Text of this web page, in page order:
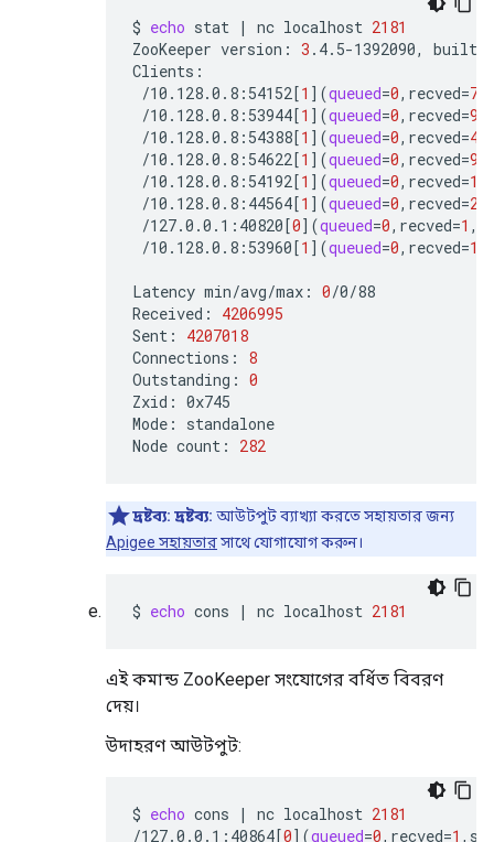
$ echo stat | nc localhost 2181
ZooKeeper version: 3 .4.5-1392090, built
/10.128.0.8:54152[1 ](queued=0,recved=
/10.128.0.8:53944[1 ](queued=0,recved=
/10.128.0.8:54388[1 ](queued=0,recved=
/10.128.0.8:54622[1 ](queued=0,recved=
/10.128.0.8:54192[1 ](queued=0,recved=
/10.128.0.8:44564[1 ](queued=0,recved=
/127.0.0.1:40820[0](queued=0,recved=1
/10.128.0.8:53960[1 ](queued=0,recved=
Latency min/avg/max: 0/0/88
Received:
4206995
Sent:
4207018
Connections:
8
Outstanding: 0
Zxid: 0x745
Mode:
standalone
Node count: 282
দ্রষ্টব্য: দ্রষ্টব্য: আউটপুট ব্যাখ্যা করতে সহায়তার জন্য
Apigee সহায়তারসাথে যোগাযোগ করুন।
$ echo cons | nc localhost 2181
এই কমান্ড ZooKeeper সংযোগের বর্ধিত বিবরণ
দেয়।
উদাহরণ আউটপুট:
$ echo cons | nc localhost 2181
/127.0.0.1:40864[0](queued=0,recved=1